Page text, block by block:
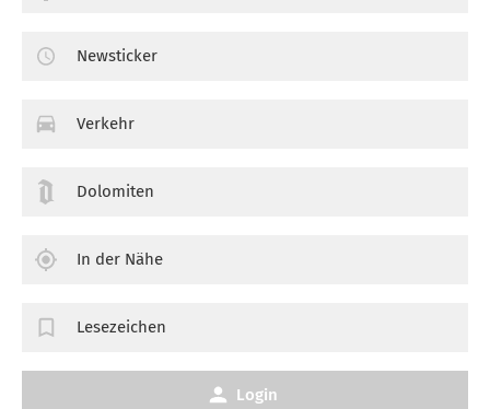
Newsticker
Verkehr
Dolomiten
In der Nähe
Lesezeichen
Login